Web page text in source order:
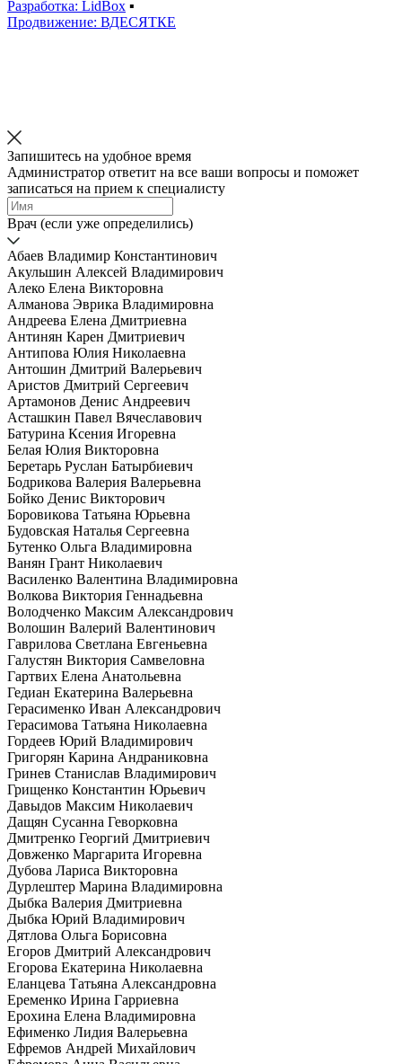
Разработка: LidBox ▪
Продвижение: ВДЕСЯТКЕ
Запишитесь на удобное время
Администратор ответит на все ваши вопросы и поможет
записаться на прием к специалисту
Врач (если уже определились)
Абаев Владимир Константинович
Акульшин Алексей Владимирович
Алеко Елена Викторовна
Алманова Эврика Владимировна
Андреева Елена Дмитриевна
Антинян Карен Дмитриевич
Антипова Юлия Николаевна
Антошин Дмитрий Валерьевич
Аристов Дмитрий Сергеевич
Артамонов Денис Андреевич
Асташкин Павел Вячеславович
Батурина Ксения Игоревна
Белая Юлия Викторовна
Беретарь Руслан Батырбиевич
Бодрикова Валерия Валерьевна
Бойко Денис Викторович
Боровикова Татьяна Юрьевна
Будовская Наталья Сергеевна
Бутенко Ольга Владимировна
Ванян Грант Николаевич
Василенко Валентина Владимировна
Волкова Виктория Геннадьевна
Володченко Максим Александрович
Волошин Валерий Валентинович
Гаврилова Светлана Евгеньевна
Галустян Виктория Самвеловна
Гартвих Елена Анатольевна
Гедиан Екатерина Валерьевна
Герасименко Иван Александрович
Герасимова Татьяна Николаевна
Гордеев Юрий Владимирович
Григорян Карина Андраниковна
Гринев Станислав Владимирович
Грищенко Константин Юрьевич
Давыдов Максим Николаевич
Дащян Сусанна Геворковна
Дмитренко Георгий Дмитриевич
Довженко Маргарита Игоревна
Дубова Лариса Викторовна
Дурлештер Марина Владимировна
Дыбка Валерия Дмитриевна
Дыбка Юрий Владимирович
Дятлова Ольга Борисовна
Егоров Дмитрий Александрович
Егорова Екатерина Николаевна
Еланцева Татьяна Александровна
Еременко Ирина Гарриевна
Ерохина Елена Владимировна
Ефименко Лидия Валерьевна
Ефремов Андрей Михайлович